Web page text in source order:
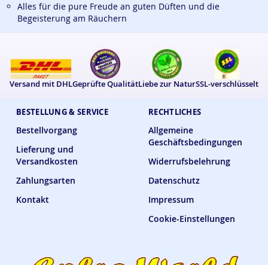
BESTELLUNG & SERVICE
Bestellvorgang
Lieferung und
Versandkosten
Zahlungsarten
Kontakt
RECHTLICHES
Allgemeine
Geschäftsbedingungen
Widerrufsbelehrung
Datenschutz
Impressum
Cookie-Einstellungen
Alles für die pure Freude an guten Düften und die
Begeisterung am Räuchern
Versand mit DHLGeprüfte QualitätLiebe zur NaturSSL-verschlüsselt